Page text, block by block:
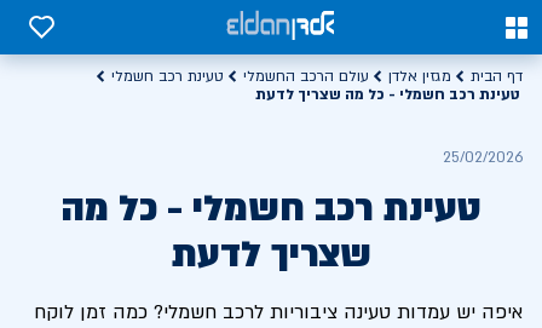
0
0
דף הבית מגזין אלדן עולם הרכב החשמלי
טעינת רכב חשמלי
טעינת רכב חשמלי - כל מה שצריך לדעת
25/02/2026
טעינת רכב חשמלי - כל מה
שצריך לדעת
איפה יש עמדות טעינה ציבוריות לרכב חשמלי? כמה זמן לוקח